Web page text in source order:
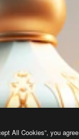
画像生成ツールを使うと、
All Cookies”, you